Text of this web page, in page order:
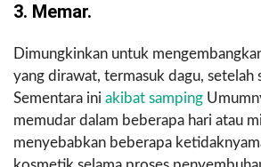
3. Memar.
Dimungkinkan untuk
yang dirawat, termasuk dagu, setelah
Sementara ini akibat samping
memudar dalam beberapa hari atau
menyebabkan beberapa